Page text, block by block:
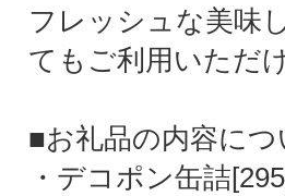
フレッシュな美味
てもご利用いただ
■お礼品の内容につ
・デコポン缶詰